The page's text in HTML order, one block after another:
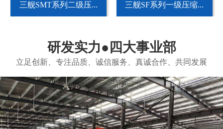
三舰SMT系列二级压... 三舰SF系列一级压缩...
研发实力●四大事业部
立足创新、专注品质、诚信服务、真诚合作、共同发展